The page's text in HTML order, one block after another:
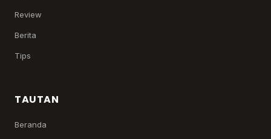
Review
Berita
Tips
TAUTAN
Beranda